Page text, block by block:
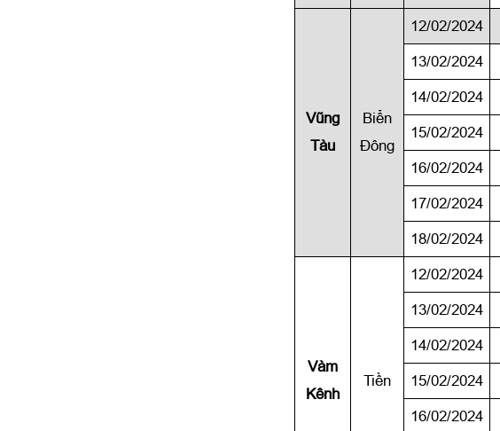
Vũng
Tàu
Biển
Đông
12/02/2024
13/02/2024
14/02/2024
15/02/2024
16/02/2024
17/02/2024
18/02/2024
Vàm
Kênh
Tiền
12/02/2024
13/02/2024
14/02/2024
15/02/2024
16/02/2024